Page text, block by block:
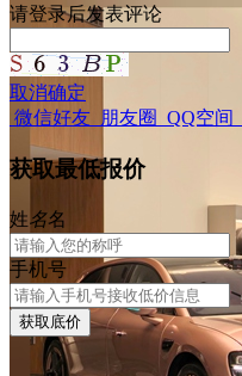
请登录后发表评论
取消确定
微信好友 朋友圈 QQ空间
获取最低报价
姓名名
手机号
获取底价